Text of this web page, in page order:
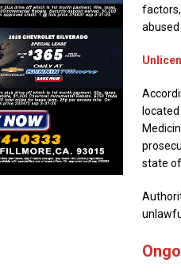
state